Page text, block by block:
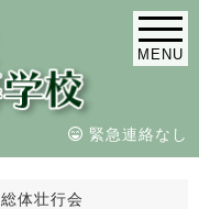
MENU
緊急連絡なし
総体壮行会